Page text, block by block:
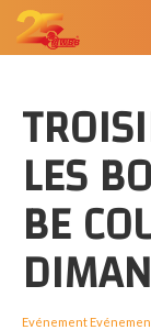
LES
BE
Evénement